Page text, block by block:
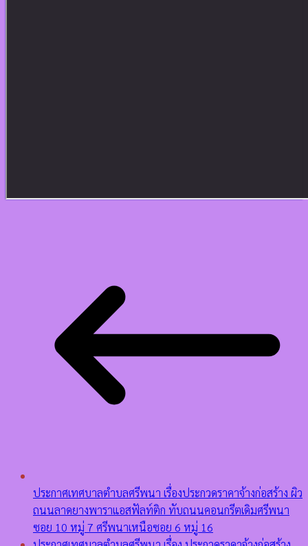
ประกาศเทศบาลตำบลศรีพนา เรื่องประกวดราคาจ้างก่อสร้าง ผิว
ถนนลาดยางพาราแอสฟัลท์ติก ทับถนนคอนกรีตเดิมศรีพนา
ซอย 10 หมู่ 7 ศรีพนาเหนือซอย 6 หมู่ 16